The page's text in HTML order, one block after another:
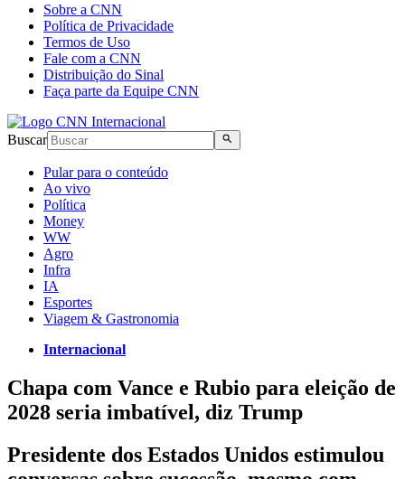
Sobre a CNN
Política de Privacidade
Termos de Uso
Fale com a CNN
Distribuição do Sinal
Faça parte da Equipe CNN
Buscar
Pular para o conteúdo
Ao vivo
Política
Money
WW
Agro
Infra
IA
Esportes
Viagem & Gastronomia
Internacional
Chapa com Vance e Rubio para eleição de
2028 seria imbatível, diz Trump
Presidente dos Estados Unidos estimulou